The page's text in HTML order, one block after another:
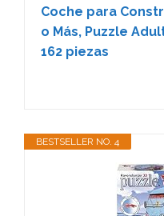
Coche para
o Más, Puzzle
162 piezas
BESTSELLER NO. 4